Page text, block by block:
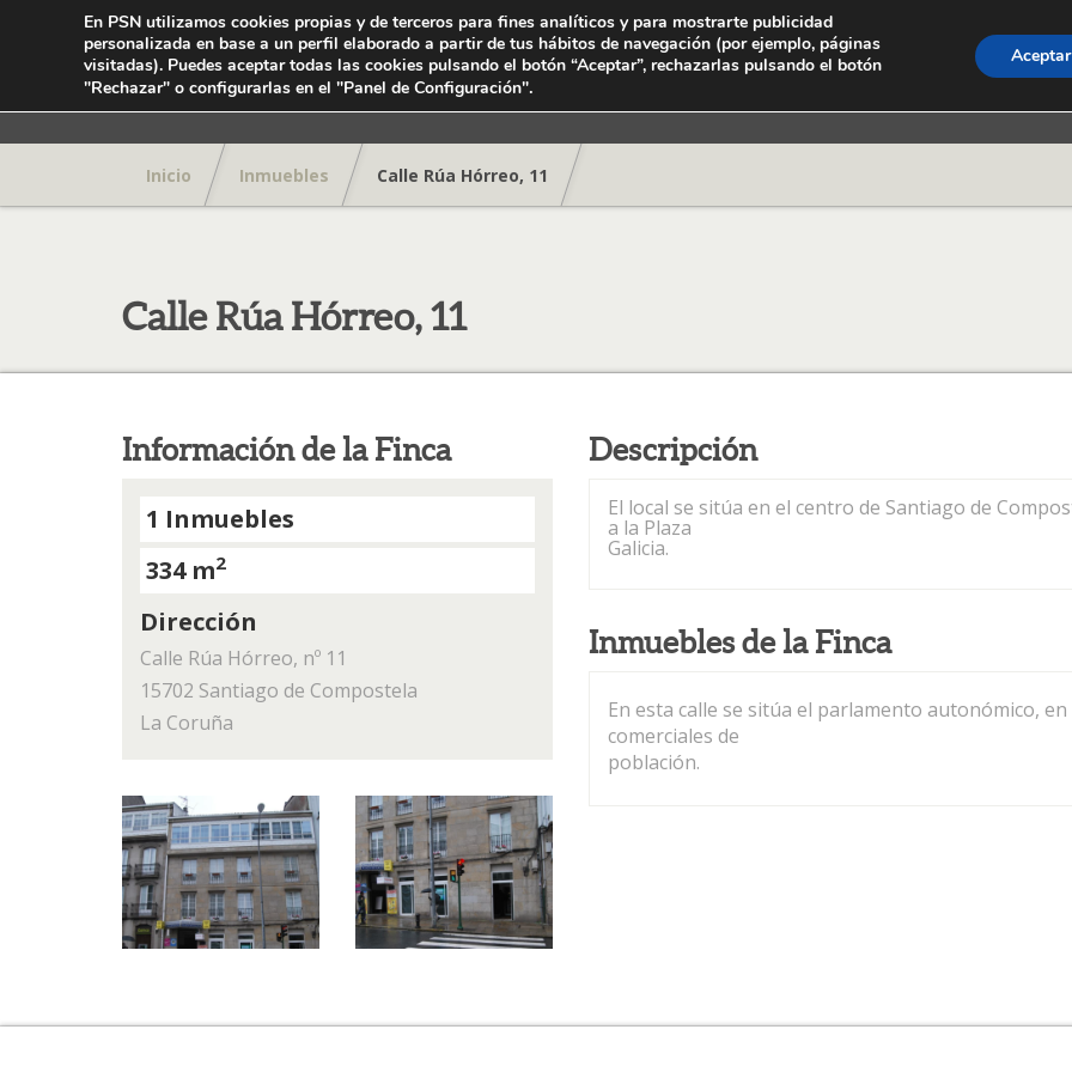
Inversores
Inicio Inmuebles Calle Rúa Hórreo, 11
Calle Rúa Hórreo, 11
Información de la Finca
1 Inmuebles
334 m2
Dirección
Calle Rúa Hórreo, nº 11
15702 Santiago de Compostela
La Coruña
Descripción
El local se sitúa en el centro de Santiago de
a la Plaza
Galicia.
Inmuebles de la Finca
En esta calle se sitúa el parlamento autonómico,
comerciales de
población.
En PSN utilizamos cookies propias y de terceros para fines analíticos y para mostrarte publicidad
personalizada en base a un perfil elaborado a partir de tus hábitos de navegación (por ejemplo, páginas
visitadas). Puedes aceptar todas las cookies pulsando el botón “Aceptar”, rechazarlas pulsando el botón
"Rechazar" o configurarlas en el "Panel de Configuración".
Aceptar